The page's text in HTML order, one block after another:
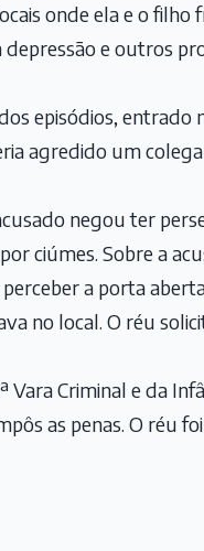
onde ela e o
e outros
episódios, entrado
agredido um
negou ter
ciúmes. Sobre a
a porta
no local. O réu
Vara Criminal e da
as penas. O réu